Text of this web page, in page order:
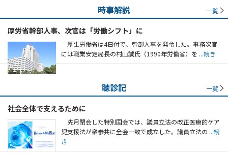
時事解説 一覧
厚労省幹部人事、次官は「労働シフト」に
厚生労働省は4日付で、幹部人事を発令した。事務次官
には職業安定局長の村山誠氏（1990年労働省）を ...続き
聴診記 一覧
社会全体で支えるために
先月閉会した特別国会では、議員立法の改正医療的ケア
児支援法が衆参共に全会一致で成立した。議員立法の ...続
き